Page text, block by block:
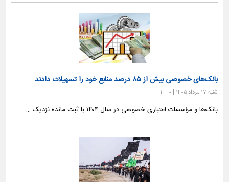
بانک‌های خصوصی بیش از ۸۵ درصد منابع خود را تسهیلات دادند
شنبه ۱۷ مرداد ۱۴۰۵ | ۱۰:۰۰
بانک‌ها و مؤسسات اعتباری خصوصی در سال ۱۴۰۴ با ثبت مانده نزدیک …